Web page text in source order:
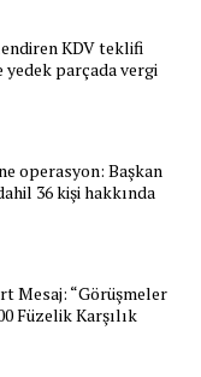
KDV teklifi
yedek parçada vergi
operasyon: Başkan
36 kişi hakkında
Mesaj: “Görüşmeler
Füzelik Karşılık